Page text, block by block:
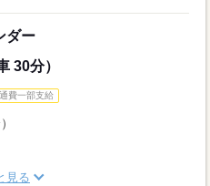
ダー
30分）
費一部支給
見る